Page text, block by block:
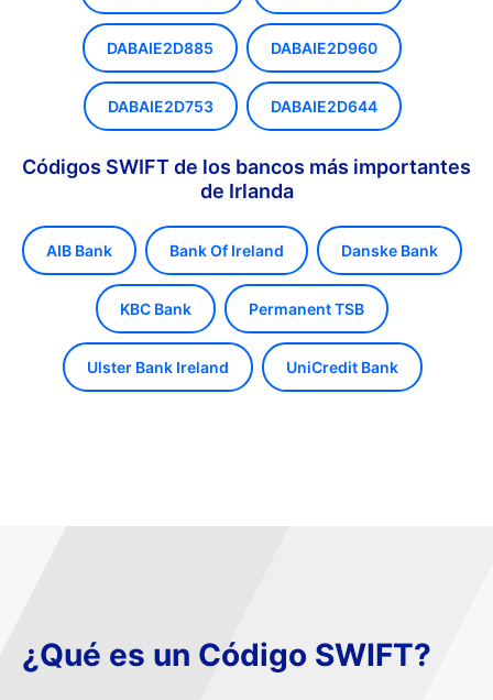
DABAIE2D885 DABAIE2D960
DABAIE2D753 DABAIE2D644
Códigos SWIFT de los bancos más importantes
de Irlanda
AIB Bank Bank Of Ireland Danske Bank
KBC Bank Permanent TSB
Ulster Bank Ireland UniCredit Bank
¿Qué es un Código SWIFT?